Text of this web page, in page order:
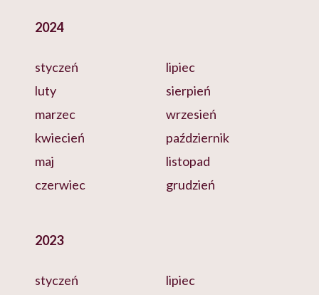
2024
styczeń
luty
marzec
kwiecień
maj
czerwiec
lipiec
sierpień
wrzesień
październik
listopad
grudzień
2023
styczeń
lipiec